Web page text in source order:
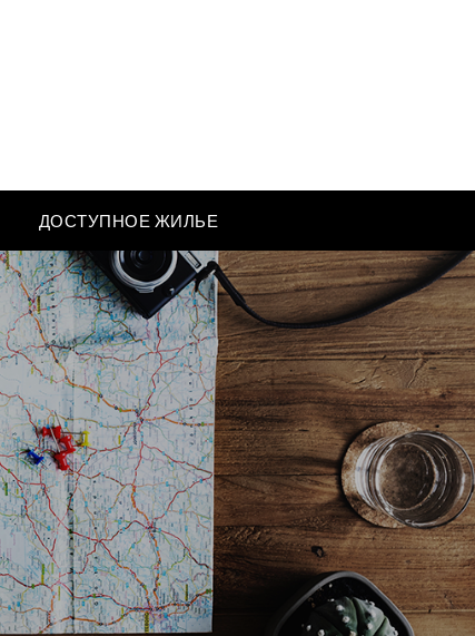
ДОСТУПНОЕ ЖИЛЬЕ